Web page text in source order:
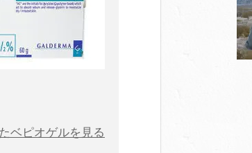
ベピオゲルを見る